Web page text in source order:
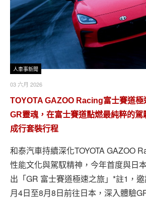
人車事新聞
03 六月 2026
TOYOTA GAZOO Racing富士賽道極
GR靈魂，在富士賽道點燃最純粹的駕
成行套裝行程
和泰汽車持續深化TOYOTA GAZOO
性能文化與駕馭精神，今年首度與日
出「GR 富士賽道極速之旅」*註1，
月4日至8月8日前往日本，深入體驗